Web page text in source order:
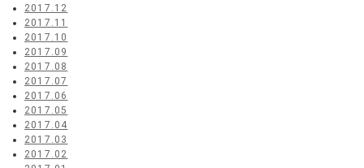
2017.12
2017.11
2017.10
2017.09
2017.08
2017.07
2017.06
2017.05
2017.04
2017.03
2017.02